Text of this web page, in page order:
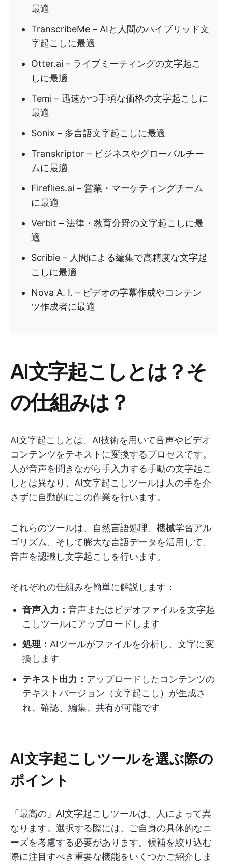
最適
TranscribeMe – AIと人間のハイブリッド文
字起こしに最適
Otter.ai – ライブミーティングの文字起こ
しに最適
Temi – 迅速かつ手頃な価格の文字起こしに
最適
Sonix – 多言語文字起こしに最適
Transkriptor – ビジネスやグローバルチー
ムに最適
Fireflies.ai – 営業・マーケティングチーム
に最適
Verbit – 法律・教育分野の文字起こしに最
適
Scribie – 人間による編集で高精度な文字起
こしに最適
Nova A. I. – ビデオの字幕作成やコンテン
ツ作成者に最適
AI文字起こしとは？そ
の仕組みは？
AI文字起こしとは、AI技術を用いて音声やビデオ
コンテンツをテキストに変換するプロセスです。
人が音声を聞きながら手入力する手動の文字起こ
しとは異なり、AI文字起こしツールは人の手を介
さずに自動的にこの作業を行います。
これらのツールは、自然言語処理、機械学習アル
ゴリズム、そして膨大な言語データを活用して、
音声を認識し文字起こしを行います。
それぞれの仕組みを簡単に解説します：
音声入力： 音声またはビデオファイルを文字起
こしツールにアップロードします
処理： AIツールがファイルを分析し、文字に変
換します
テキスト出力： アップロードしたコンテンツの
テキストバージョン（文字起こし）が生成さ
れ、確認、編集、共有が可能です
AI文字起こしツールを選ぶ際の
ポイント
「最高の」AI文字起こしツールは、人によって異
なります。選択する際には、ご自身の具体的なニ
ーズを考慮する必要があります。候補を絞り込む
際に注目すべき重要な機能をいくつかご紹介しま